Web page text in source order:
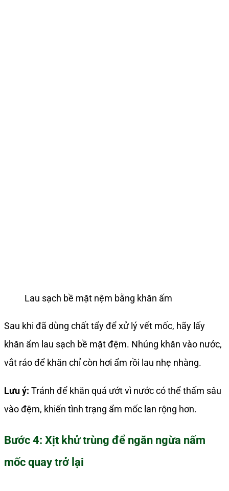
Lau sạch bề mặt nệm bằng khăn ấm
Sau khi đã dùng chất tẩy để xử lý vết mốc, hãy lấy
khăn ẩm lau sạch bề mặt đệm. Nhúng khăn vào nước,
vắt ráo để khăn chỉ còn hơi ẩm rồi lau nhẹ nhàng.
Lưu ý: Tránh để khăn quá ướt vì nước có thể thấm sâu
vào đệm, khiến tình trạng ẩm mốc lan rộng hơn.
Bước 4: Xịt khử trùng để ngăn ngừa nấm
mốc quay trở lại